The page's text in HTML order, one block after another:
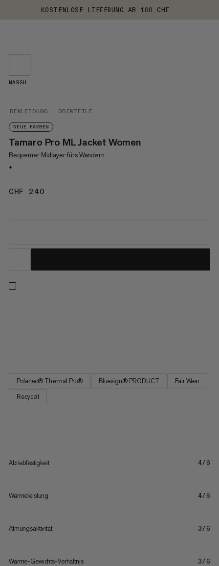
KOSTENLOSE LIEFERUNG AB 100 CHF
BEKLEIDUNG OBERTEILE
NEUE FARBEN
Tamaro Pro ML Jacket Women
Bequemer Midlayer fürs Wandern
+
CHF 240
MARSH
Polartec® Thermal Pro® Bluesign® PRODUCT
Fair Wear
Recycelt
Abriebfestigkeit 4/6
Wärmeleistung 4/6
Atmungsaktivität 3/6
Wärme-Gewichts-Verhältnis 3/6